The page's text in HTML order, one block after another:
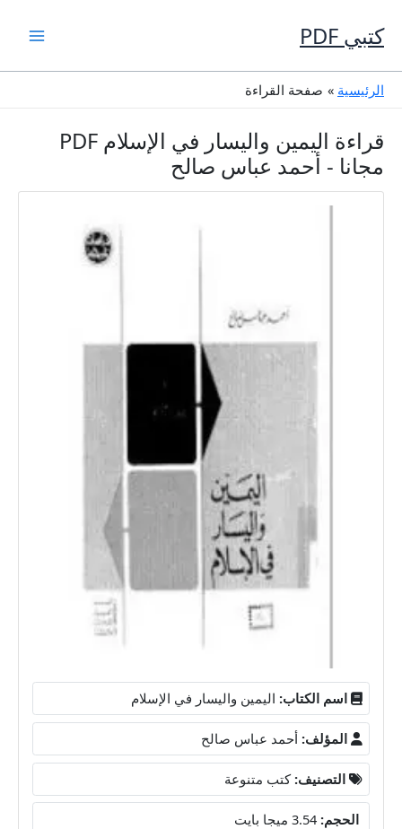
إلى
المحتوى
كتبي PDF
الرئيسية صفحة القراءة
قراءة اليمين واليسار في الإسلام PDF
مجانا - أحمد عباس صالح
اسم الكتاب: اليمين واليسار في الإسلام
المؤلف: أحمد عباس صالح
التصنيف: كتب متنوعة
الحجم: